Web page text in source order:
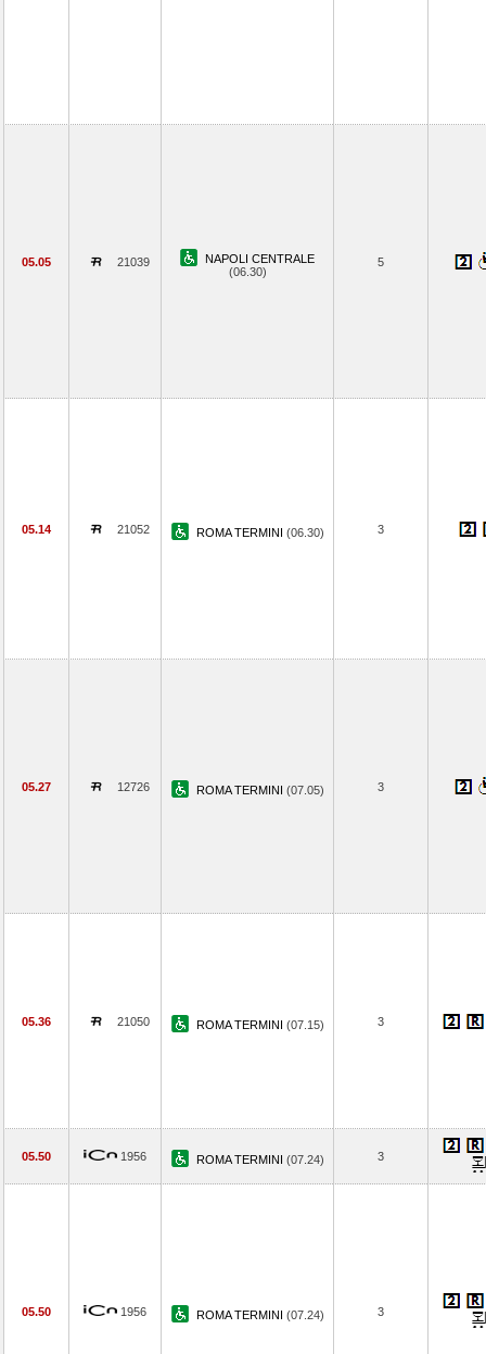
05.05 21039
NAPOLI CENTRALE
(06.30)
5
05.14 21052 ROMA TERMINI (06.30) 3
05.27 12726 ROMA TERMINI (07.05) 3
05.36 21050 ROMA TERMINI (07.15) 3
05.50 1956 ROMA TERMINI (07.24) 3
05.50 1956 ROMA TERMINI (07.24) 3